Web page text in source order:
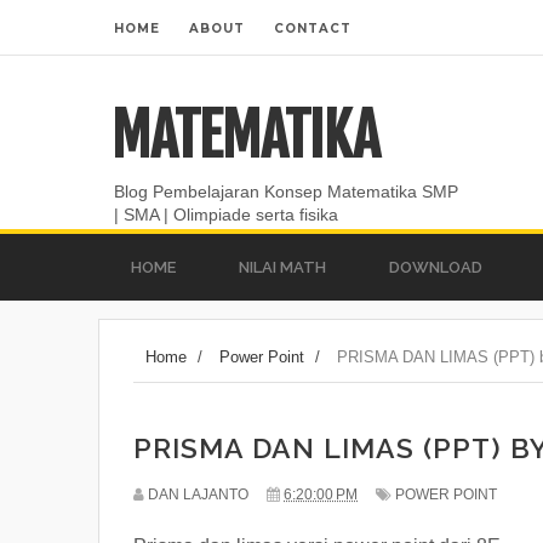
HOME ABOUT CONTACT
MATEMATIKA
Blog Pembelajaran Konsep Matematika SMP
| SMA | Olimpiade serta fisika
HOME NILAI MATH DOWNLOAD
Home / Power Point / PRISMA DAN LIMAS (PPT)
PRISMA DAN LIMAS (PPT)
DAN LAJANTO 6:20:00 PM POWER POINT